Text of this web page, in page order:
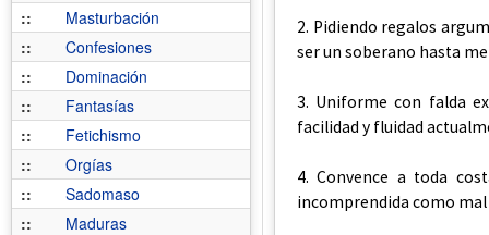
::
Masturbación
::
Confesiones
::
Dominación
::
Fantasías
::
Fetichismo
::
Orgías
::
Sadomaso
::
Maduras
2. Pidiendo regalos
ser un soberano hasta
3. Uniforme con falda
facilidad y fluidad
4. Convence a toda
incomprendida como